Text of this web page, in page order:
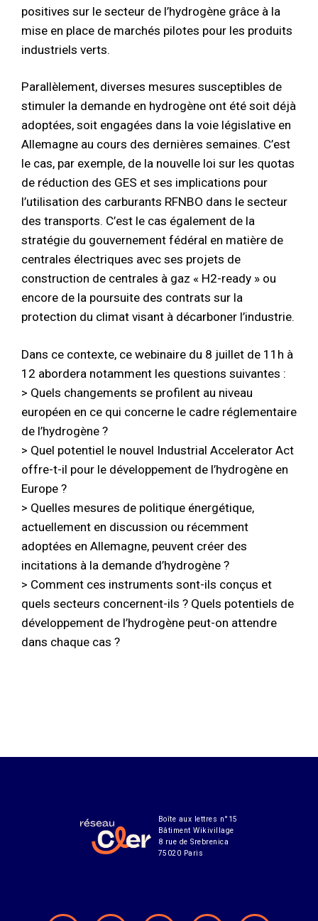
positives sur le secteur de l’hydrogène grâce à la
mise en place de marchés pilotes pour les produits
industriels verts.
Parallèlement, diverses mesures susceptibles de
stimuler la demande en hydrogène ont été soit déjà
adoptées, soit engagées dans la voie législative en
Allemagne au cours des dernières semaines. C’est
le cas, par exemple, de la nouvelle loi sur les quotas
de réduction des GES et ses implications pour
l’utilisation des carburants RFNBO dans le secteur
des transports. C’est le cas également de la
stratégie du gouvernement fédéral en matière de
centrales électriques avec ses projets de
construction de centrales à gaz « H2-ready » ou
encore de la poursuite des contrats sur la
protection du climat visant à décarboner l’industrie.
Dans ce contexte, ce webinaire du 8 juillet de 11h à
12 abordera notamment les questions suivantes :
> Quels changements se profilent au niveau
européen en ce qui concerne le cadre réglementaire
de l’hydrogène ?
> Quel potentiel le nouvel Industrial Accelerator Act
offre-t-il pour le développement de l’hydrogène en
Europe ?
> Quelles mesures de politique énergétique,
actuellement en discussion ou récemment
adoptées en Allemagne, peuvent créer des
incitations à la demande d’hydrogène ?
> Comment ces instruments sont-ils conçus et
quels secteurs concernent-ils ? Quels potentiels de
développement de l’hydrogène peut-on attendre
dans chaque cas ?
Boîte aux lettres n°15
Bâtiment Wikivillage
8 rue de Srebrenica
75020 Paris